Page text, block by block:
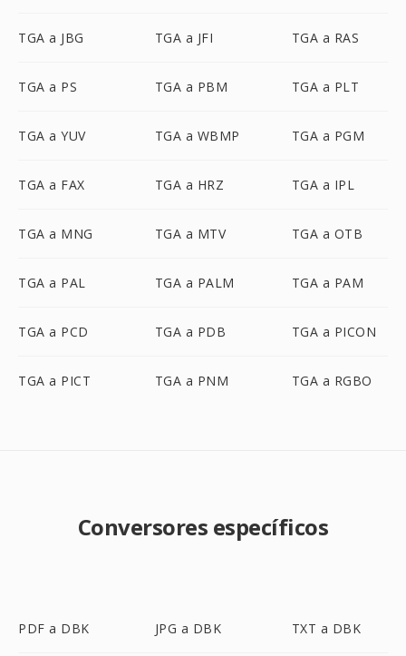
TGA a JBG TGA a JFI TGA a RAS
TGA a PS TGA a PBM TGA a PLT
TGA a YUV TGA a WBMP TGA a PGM
TGA a FAX TGA a HRZ TGA a IPL
TGA a MNG TGA a MTV TGA a OTB
TGA a PAL TGA a PALM TGA a PAM
TGA a PCD TGA a PDB TGA a PICON
TGA a PICT TGA a PNM TGA a RGBO
Conversores específicos
PDF a DBK JPG a DBK TXT a DBK